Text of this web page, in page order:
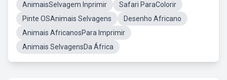
AnimaisSelvagem Inprimir
Safari ParaColorir
Pinte OSAnimais Selvagens
Desenho Africano
Animais AfricanosPara Imprimir
Animais SelvagensDa África